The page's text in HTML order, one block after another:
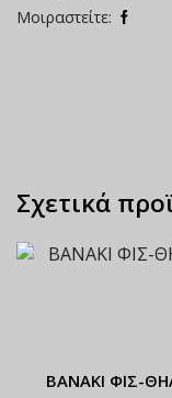
Μοιραστείτε:
Σχετικά
ΒΑΝΑΚΙ ΦΙΣ-